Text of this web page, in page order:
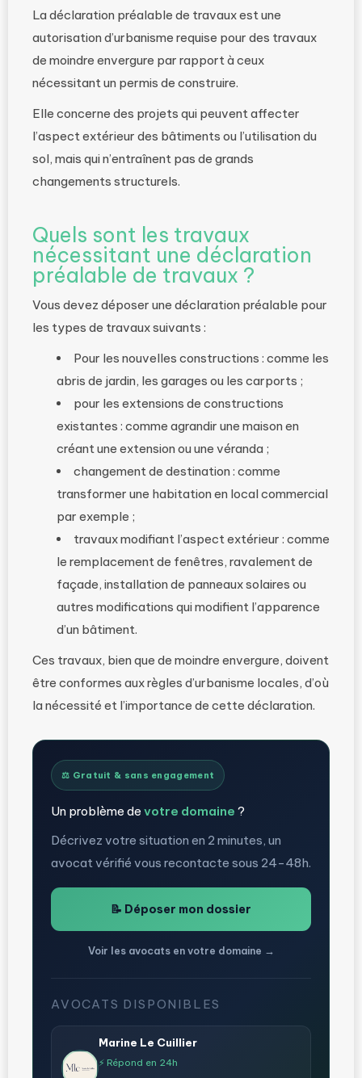
La déclaration préalable de travaux est une
autorisation d’urbanisme requise pour des travaux
de moindre envergure par rapport à ceux
nécessitant un permis de construire.
Elle concerne des projets qui peuvent affecter
l’aspect extérieur des bâtiments ou l’utilisation du
sol, mais qui n’entraînent pas de grands
changements structurels.
Quels sont les travaux
nécessitant une déclaration
préalable de travaux ?
Vous devez déposer une déclaration préalable pour
les types de travaux suivants :
Pour les nouvelles constructions : comme les
abris de jardin, les garages ou les carports ;
pour les extensions de constructions
existantes : comme agrandir une maison en
créant une extension ou une véranda ;
changement de destination : comme
transformer une habitation en local commercial
par exemple ;
travaux modifiant l’aspect extérieur : comme
le remplacement de fenêtres, ravalement de
façade, installation de panneaux solaires ou
autres modifications qui modifient l’apparence
d’un bâtiment.
Ces travaux, bien que de moindre envergure, doivent
être conformes aux règles d’urbanisme locales, d’où
la nécessité et l’importance de cette déclaration​.
⚖️ Gratuit & sans engagement
Un problème de votre domaine ?
Décrivez votre situation en 2 minutes, un
avocat vérifié vous recontacte sous 24-48h.
📝 Déposer mon dossier
Voir les avocats en votre domaine →
AVOCATS DISPONIBLES
Marine Le Cuillier
⚡ Répond en 24h